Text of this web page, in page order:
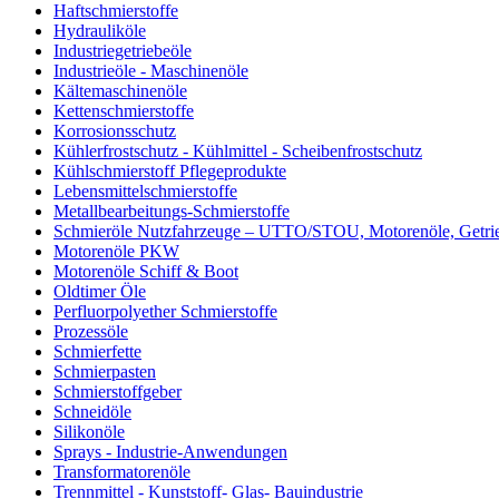
Haftschmierstoffe
Hydrauliköle
Industriegetriebeöle
Industrieöle - Maschinenöle
Kältemaschinenöle
Kettenschmierstoffe
Korrosionsschutz
Kühlerfrostschutz - Kühlmittel - Scheibenfrostschutz
Kühlschmierstoff Pflegeprodukte
Lebensmittelschmierstoffe
Metallbearbeitungs-Schmierstoffe
Schmieröle Nutzfahrzeuge – UTTO/STOU, Motorenöle,
Motorenöle PKW
Motorenöle Schiff & Boot
Oldtimer Öle
Perfluorpolyether Schmierstoffe
Prozessöle
Schmierfette
Schmierpasten
Schmierstoffgeber
Schneidöle
Silikonöle
Sprays - Industrie-Anwendungen
Transformatorenöle
Trennmittel - Kunststoff- Glas- Bauindustrie